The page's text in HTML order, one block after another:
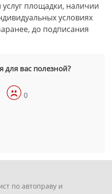
площадки, наличии
условиях
до подписания
для вас полезной?
0
по автоправу и